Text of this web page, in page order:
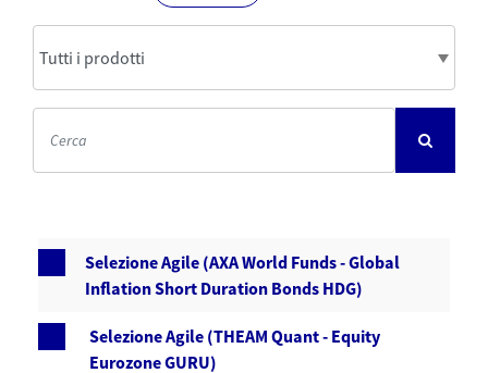
Selezione Agile (AXA World Funds - Global
Inflation Short Duration Bonds HDG)
Selezione Agile (THEAM Quant - Equity
Eurozone GURU)